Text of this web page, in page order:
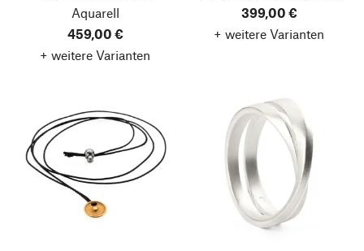
Aquarell
459,00 €
+ weitere Varianten
399,00 €
+ weitere Varianten